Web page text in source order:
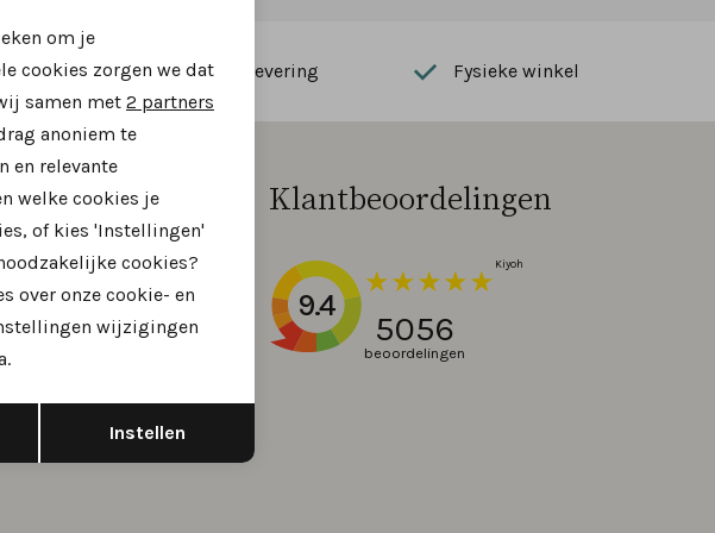
Duurzame & Snelle levering Fysieke winkel
Jansen Schoenen
Klantbeoordelingen
9.4
5056
beoordelingen
cookies
Opslaan
om je
cookies zorgen we dat
samen met 2 partners
anoniem te
en relevante
welke cookies je
of kies 'Instellingen'
cookies?
over onze cookie- en
wijzigingen
Instellen